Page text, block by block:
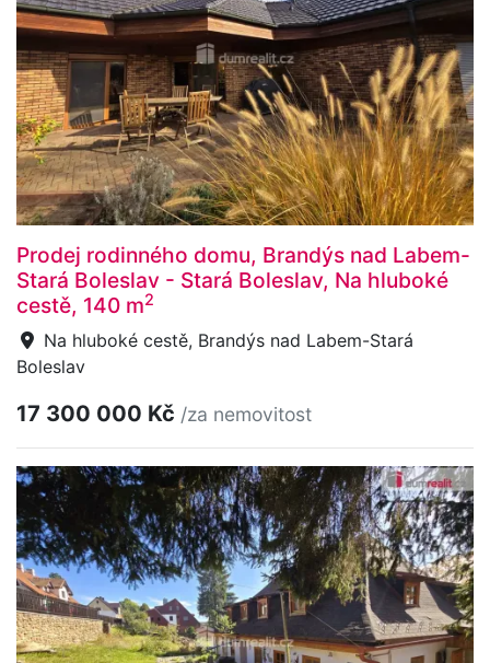
Prodej rodinného domu, Brandýs nad Labem-
Stará Boleslav - Stará Boleslav, Na hluboké
cestě, 140 m2
Na hluboké cestě, Brandýs nad Labem-Stará
Boleslav
17 300 000 Kč /za nemovitost